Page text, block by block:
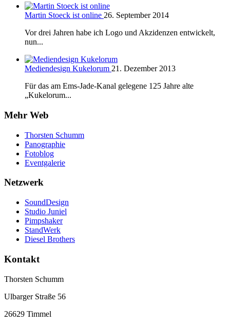
Martin Stoeck ist online 26. September 2014
Vor drei Jahren habe ich Logo und Akzidenzen entwickelt,
nun...
Mediendesign Kukelorum 21. Dezember 2013
Für das am Ems-Jade-Kanal gelegene 125 Jahre alte
„Kukelorum...
Mehr Web
Thorsten Schumm
Panographie
Fotoblog
Eventgalerie
Netzwerk
SoundDesign
Studio Juniel
Pimpshaker
StandWerk
Diesel Brothers
Kontakt
Thorsten Schumm
Ulbarger Straße 56
26629 Timmel